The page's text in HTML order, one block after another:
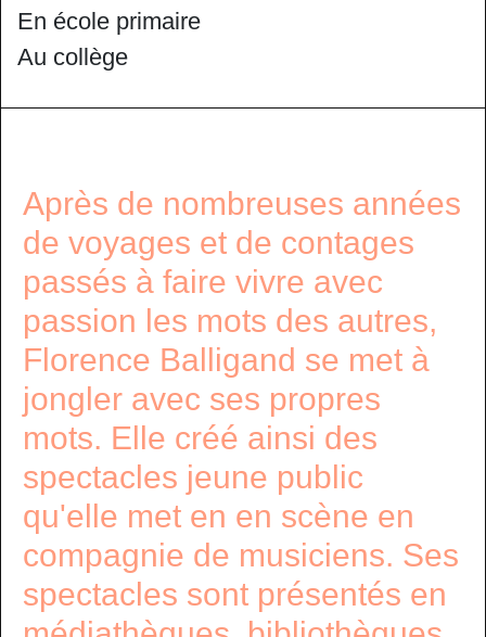
En école primaire
Au collège
Après de nombreuses années
de voyages et de contages
passés à faire vivre avec
passion les mots des autres,
Florence Balligand se met à
jongler avec ses propres
mots. Elle créé ainsi des
spectacles jeune public
qu'elle met en en scène en
compagnie de musiciens. Ses
spectacles sont présentés en